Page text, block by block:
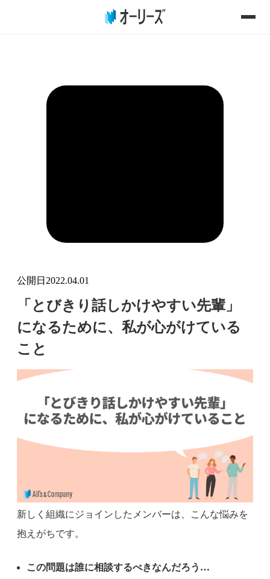
公開日 2022.04.01
「とびきり話しかけやすい先輩」
になるために、私が心がけている
こと
新しく組織にジョインしたメンバーは、こんな悩みを
抱えがちです。
この問題は誰に相談するべきなんだろう…